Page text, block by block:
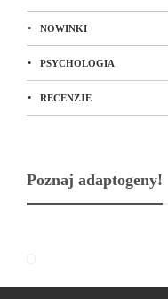
NOWINKI
PSYCHOLOGIA
RECENZJE
Poznaj adaptogeny!